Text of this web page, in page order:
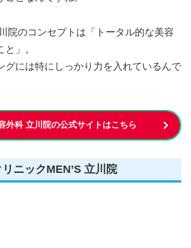
院のコンセプトは「トータル的な美容
」。
グには特にしっかり力を入れているんで
外科 立川院の公式サイトはこちら
ニックMEN’S 立川院